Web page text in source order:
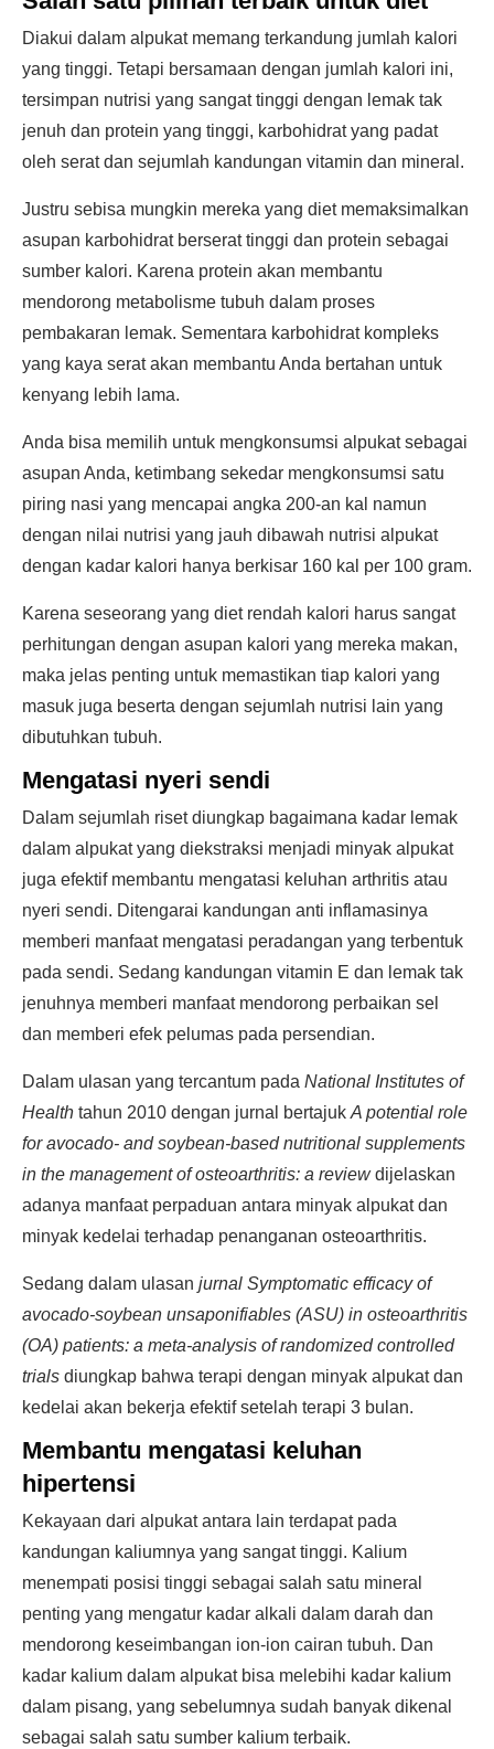
Diakui dalam alpukat memang terkandung jumlah kalori
yang tinggi. Tetapi bersamaan dengan jumlah kalori ini,
tersimpan nutrisi yang sangat tinggi dengan lemak tak
jenuh dan protein yang tinggi, karbohidrat yang padat
oleh serat dan sejumlah kandungan vitamin dan mineral.
Justru sebisa mungkin mereka yang diet memaksimalkan
asupan karbohidrat berserat tinggi dan protein sebagai
sumber kalori. Karena protein akan membantu
mendorong metabolisme tubuh dalam proses
pembakaran lemak. Sementara karbohidrat kompleks
yang kaya serat akan membantu Anda bertahan untuk
kenyang lebih lama.
Anda bisa memilih untuk mengkonsumsi alpukat sebagai
asupan Anda, ketimbang sekedar mengkonsumsi satu
piring nasi yang mencapai angka 200-an kal namun
dengan nilai nutrisi yang jauh dibawah nutrisi alpukat
dengan kadar kalori hanya berkisar 160 kal per 100 gram.
Karena seseorang yang diet rendah kalori harus sangat
perhitungan dengan asupan kalori yang mereka makan,
maka jelas penting untuk memastikan tiap kalori yang
masuk juga beserta dengan sejumlah nutrisi lain yang
dibutuhkan tubuh.
Mengatasi nyeri sendi
Dalam sejumlah riset diungkap bagaimana kadar lemak
dalam alpukat yang diekstraksi menjadi minyak alpukat
juga efektif membantu mengatasi keluhan arthritis atau
nyeri sendi. Ditengarai kandungan anti inflamasinya
memberi manfaat mengatasi peradangan yang terbentuk
pada sendi. Sedang kandungan vitamin E dan lemak tak
jenuhnya memberi manfaat mendorong perbaikan sel
dan memberi efek pelumas pada persendian.
Dalam ulasan yang tercantum pada National Institutes of
Health tahun 2010 dengan jurnal bertajuk A potential role
for avocado- and soybean-based nutritional supplements
in the management of osteoarthritis: a reviewdijelaskan
adanya manfaat perpaduan antara minyak alpukat dan
minyak kedelai terhadap penanganan osteoarthritis.
Sedang dalam ulasan jurnal Symptomatic efficacy of
avocado-soybean unsaponifiables (ASU) in osteoarthritis
(OA) patients: a meta-analysis of randomized controlled
trials diungkap bahwa terapi dengan minyak alpukat dan
kedelai akan bekerja efektif setelah terapi 3 bulan.
Membantu mengatasi keluhan
hipertensi
Kekayaan dari alpukat antara lain terdapat pada
kandungan kaliumnya yang sangat tinggi. Kalium
menempati posisi tinggi sebagai salah satu mineral
penting yang mengatur kadar alkali dalam darah dan
mendorong keseimbangan ion-ion cairan tubuh. Dan
kadar kalium dalam alpukat bisa melebihi kadar kalium
dalam pisang, yang sebelumnya sudah banyak dikenal
sebagai salah satu sumber kalium terbaik.